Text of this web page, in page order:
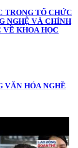
TRONG TỔ CHỨC
NGHỆ VÀ CHÍNH
KHOA HỌC
VĂN HÓA NGHỀ